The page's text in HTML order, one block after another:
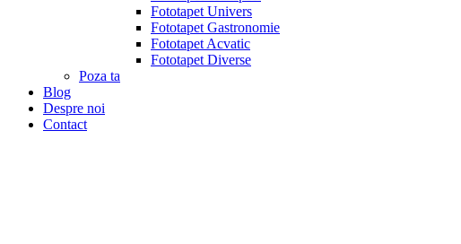
Fototapet Univers
Fototapet Gastronomie
Fototapet Acvatic
Fototapet Diverse
Poza ta
Blog
Despre noi
Contact